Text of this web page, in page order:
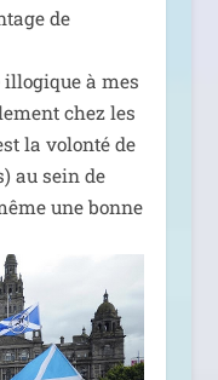
de
à mes
chez les
la volon­té de
au sein de
une bonne